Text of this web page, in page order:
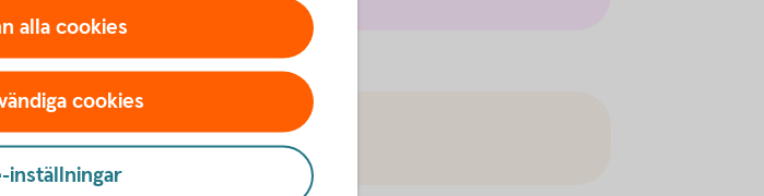
digmotbedragarna.
alla cookies
cookies
inställningar